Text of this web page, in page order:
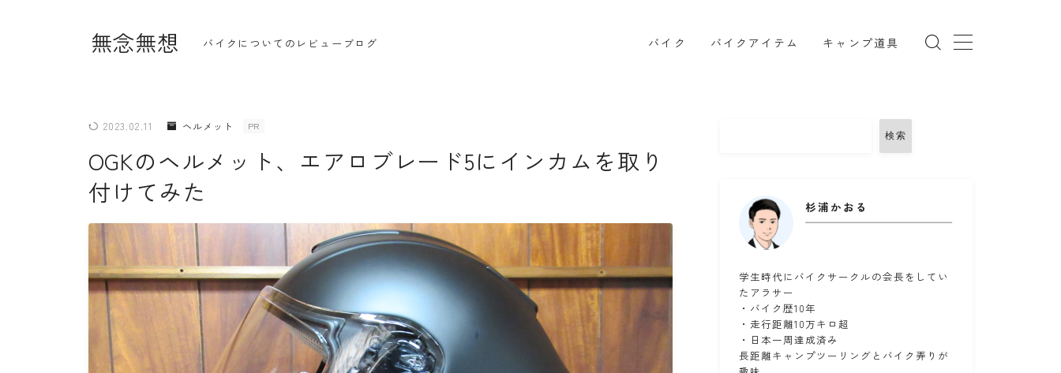
無念無想 バイクについてのレビューブログ バイク バイクアイテム キャンプ道具
・ホーム
・新着記事一覧
・人気記事ランキング
・杉浦かおるのバイク遍歴
・バイクアイテムレビュー
BB662 DR650SE MT０７ PCX RAMMOUNT
ツーリング ドライバッグ
ハンドルカバー バイクサークル バンドック
ビーンブーツ フォルツァ ヘルメット マークX メンテナンススタンド ユーザー車検
リアキャリア リアボックス ロングツーリング ワークマン 北海道ツーリング
商品レビュー 夜走り ナイトツーリング 楽天マガジン 知多半島
高速道路
2023.02.11 ヘルメット PR
OGKのヘルメット、エアロブレード5にインカムを取り
付けてみた
検索
杉浦かおる
学生時代にバイクサークルの会長をしてい
たアラサー
・バイク歴10年
・走行距離10万キロ超
・日本一周達成済み
長距離キャンプツーリングとバイク弄りが